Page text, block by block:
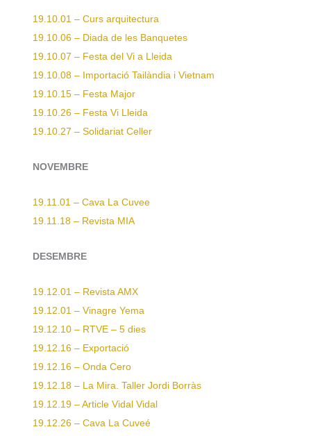
19.10.01 – Curs arquitectura
19.10.06 – Diada de les Banquetes
19.10.07 – Festa del Vi a Lleida
19.10.08 – Importació Tailàndia i Vietnam
19.10.15 – Festa Major
19.10.26 – Festa Vi Lleida
19.10.27 – Solidariat Celler
NOVEMBRE
19.11.01 – Cava La Cuvee
19.11.18 – Revista MIA
DESEMBRE
19.12.01 – Revista AMX
19.12.01 – Vinagre Yema
19.12.10 – RTVE – 5 dies
19.12.16 – Exportació
19.12.16 – Onda Cero
19.12.18 – La Mira. Taller Jordi Borràs
19.12.19 – Article Vidal Vidal
19.12.26 – Cava La Cuveé